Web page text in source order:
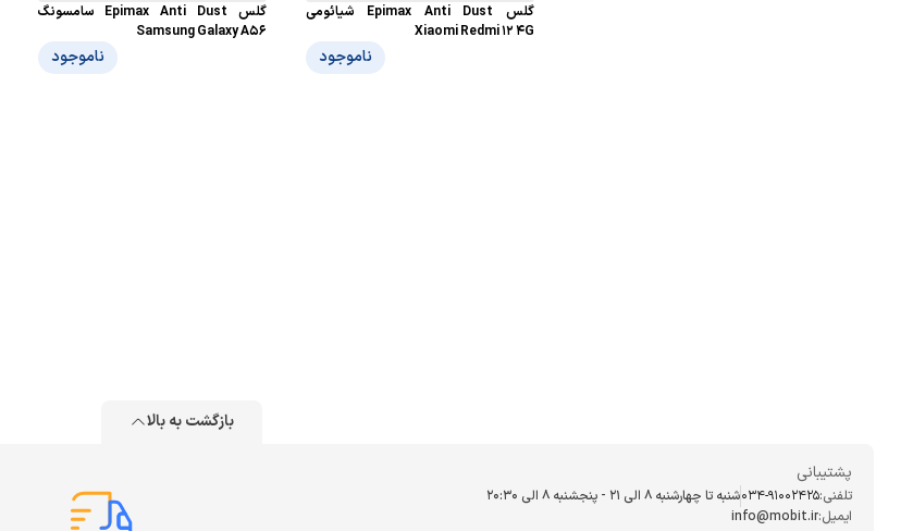
گلس Epimax Anti Dust شیائومی
Xiaomi Redmi 12 4G
ناموجود
گلس Epimax Anti Dust سامسونگ
Samsung Galaxy A56
ناموجود
بازگشت به بالا
پشتیبانی
تلفنی:034-91002425شنبه تا چهارشنبه ۸ الی ۲۱ - پنجشنبه 8 الی ۲۰:۳۰
ایمیل:info@mobit.ir